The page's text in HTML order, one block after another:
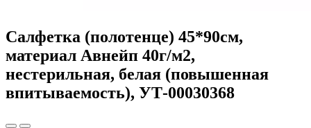
Салфетка (полотенце) 45*90см,
материал Авнейп 40г/м2,
нестерильная, белая (повышенная
впитываемость), УТ-00030368